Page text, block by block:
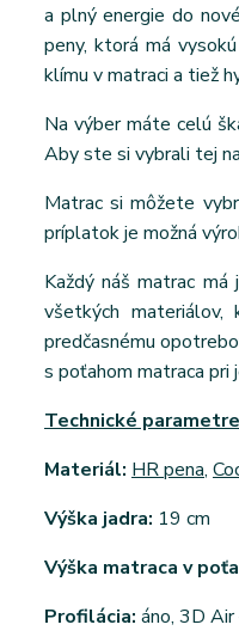
a plný energie do
peny, ktorá má
klímu v matraci a tiež
Na výber máte celú
Aby ste si vybrali tej
Matrac si môžete
príplatok je možná
Každý náš matrac
všetkých
predčasnému
s poťahom matraca pri
Technické
Materiál: HR pena,
Výška jadra: 19 cm
Výška matraca v
Profilácia: áno, 3D Air